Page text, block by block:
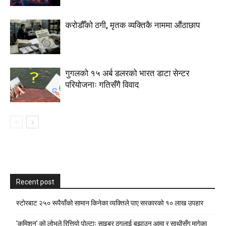
करोडौँको ठगी, मृतक व्यक्तिकै नाममा औंठाछाप
गुगलको १५ अर्ब डलरको भारत डाटा सेन्टर
परियोजनाः गतिसँगै विवाद
Recent post
स्टाेरबाट २५० रूपैयाँको सामान किनेका व्यक्तिले पाए सरकारको १० लाख उपहार
‘कमिशन’ को लोभले रित्तियो पोल्टाः साइबर ठगलाई बुझाउन आमा र साथीसँग मागेका